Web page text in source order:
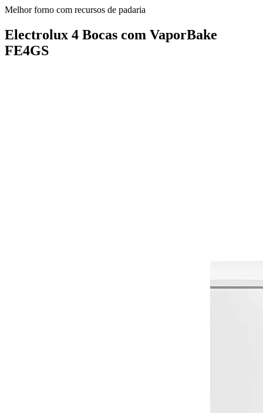
Melhor forno com recursos de padaria
Electrolux 4 Bocas com VaporBake
FE4GS